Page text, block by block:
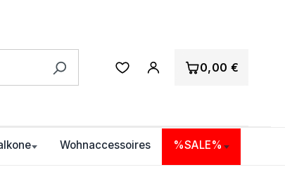
0,00 €
Wohnaccessoires %SALE%